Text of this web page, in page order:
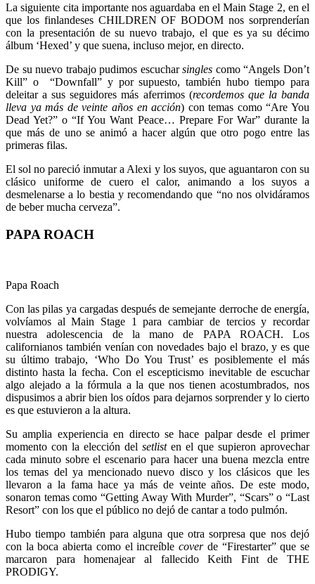
La siguiente cita importante nos aguardaba en el Main Stage 2, en el
que los finlandeses CHILDREN OF BODOM nos sorprenderían
con la presentación de su nuevo trabajo, el que es ya su décimo
álbum ‘Hexed’ y que suena, incluso mejor, en directo.
De su nuevo trabajo pudimos escucharsingles como “Angels Don’t
Kill” o “Downfall” y por supuesto, también hubo tiempo para
deleitar a sus seguidores más aferrimos (recordemos que la banda
lleva ya más de veinte años en acción) con temas como “Are You
Dead Yet?” o “If You Want Peace… Prepare For War” durante la
que más de uno se animó a hacer algún que otro pogo entre las
primeras filas.
El sol no pareció inmutar a Alexi y los suyos, que aguantaron con su
clásico uniforme de cuero el calor, animando a los suyos a
desmelenarse a lo bestia y recomendando que “no nos olvidáramos
de beber mucha cerveza”.
PAPA ROACH
Papa Roach
Con las pilas ya cargadas después de semejante derroche de energía,
volvíamos al Main Stage 1 para cambiar de tercios y recordar
nuestra adolescencia de la mano de PAPA ROACH. Los
californianos también venían con novedades bajo el brazo, y es que
su último trabajo, ‘Who Do You Trust’ es posiblemente el más
distinto hasta la fecha. Con el escepticismo inevitable de escuchar
algo alejado a la fórmula a la que nos tienen acostumbrados, nos
dispusimos a abrir bien los oídos para dejarnos sorprender y lo cierto
es que estuvieron a la altura.
Su amplia experiencia en directo se hace palpar desde el primer
momento con la elección del setlisten el que supieron aprovechar
cada minuto sobre el escenario para hacer una buena mezcla entre
los temas del ya mencionado nuevo disco y los clásicos que les
llevaron a la fama hace ya más de veinte años. De este modo,
sonaron temas como “Getting Away With Murder”, “Scars” o “Last
Resort” con los que el público no dejó de cantar a todo pulmón.
Hubo tiempo también para alguna que otra sorpresa que nos dejó
con la boca abierta como el increíble coverde “Firestarter” que se
marcaron para homenajear al fallecido Keith Fint de THE
PRODIGY.